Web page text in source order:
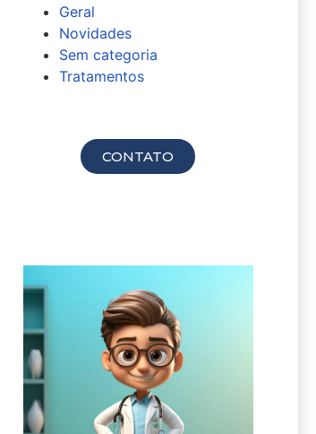
Geral
Novidades
Sem categoria
Tratamentos
CONTATO